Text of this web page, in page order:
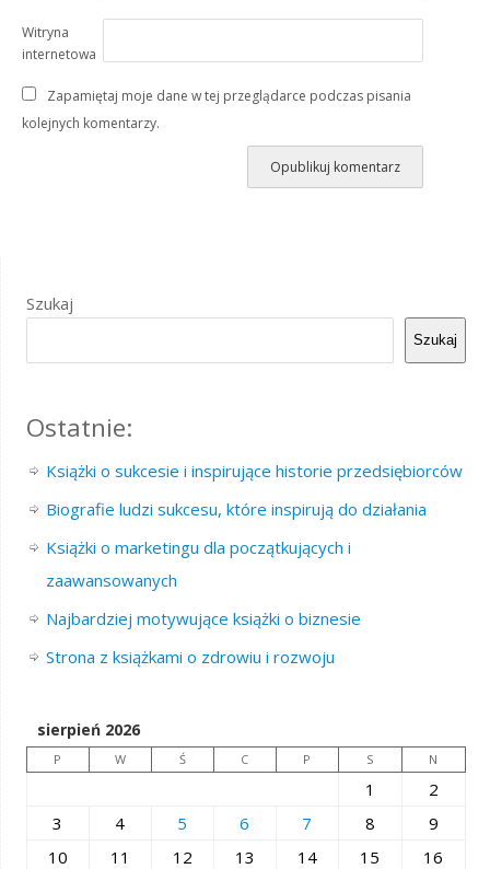
Witryna
internetowa
Zapamiętaj moje dane w tej przeglądarce podczas pisania
kolejnych komentarzy.
Szukaj
Szukaj
Ostatnie:
Książki o sukcesie i inspirujące historie przedsiębiorców
Biografie ludzi sukcesu, które inspirują do działania
Książki o marketingu dla początkujących i
zaawansowanych
Najbardziej motywujące książki o biznesie
Strona z książkami o zdrowiu i rozwoju
sierpień 2026
P W Ś C P S N
1
2
3
4 5 6 7 8
9
10
11 12 13 14 15
16